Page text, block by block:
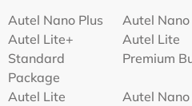
Autel Nano Plus
Autel Nano
Autel Lite+
Standard
Package
Autel Lite
Premium
Autel Lite
Autel Nano